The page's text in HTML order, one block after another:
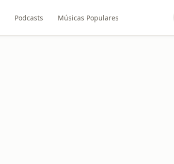
Podcasts Músicas Populares